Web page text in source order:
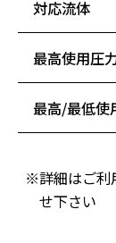
対応流体
最高使用圧
最高/最低使
※詳細はご利
せ下さい